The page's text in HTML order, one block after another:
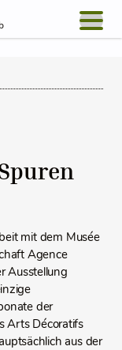
mit dem Musée
Agence
Ausstellung
der
Arts Décoratifs
aus der